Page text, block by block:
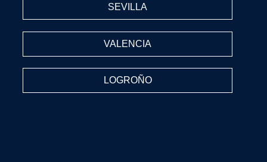
SEVILLA
VALENCIA
LOGROÑO